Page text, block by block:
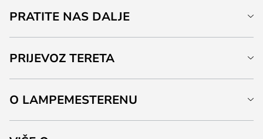
PRATITE NAS DALJE
PRIJEVOZ TERETA
O LAMPEMESTERENU